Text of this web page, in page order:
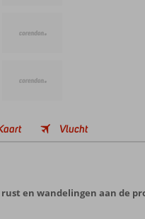
Vlucht
en wandelingen aan de